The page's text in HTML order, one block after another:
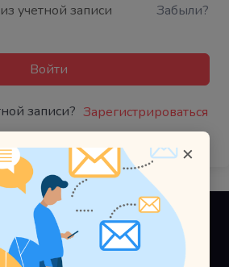
учетной записи Забыли?
Войти
записи? Зарегистрироваться
×